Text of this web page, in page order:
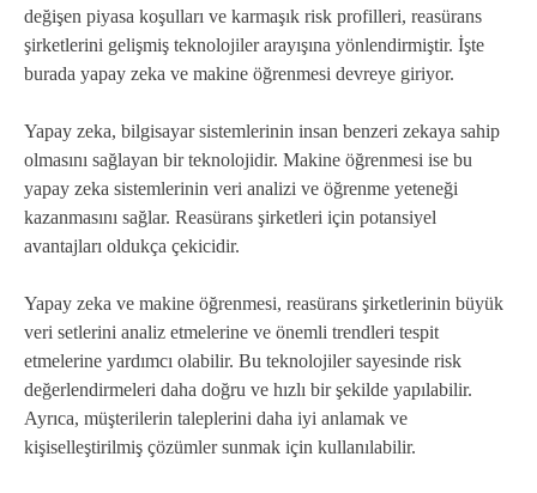
değişen piyasa koşulları ve karmaşık risk profilleri, reasürans
şirketlerini gelişmiş teknolojiler arayışına yönlendirmiştir. İşte
burada yapay zeka ve makine öğrenmesi devreye giriyor.
Yapay zeka, bilgisayar sistemlerinin insan benzeri zekaya sahip
olmasını sağlayan bir teknolojidir. Makine öğrenmesi ise bu
yapay zeka sistemlerinin veri analizi ve öğrenme yeteneği
kazanmasını sağlar. Reasürans şirketleri için potansiyel
avantajları oldukça çekicidir.
Yapay zeka ve makine öğrenmesi, reasürans şirketlerinin büyük
veri setlerini analiz etmelerine ve önemli trendleri tespit
etmelerine yardımcı olabilir. Bu teknolojiler sayesinde risk
değerlendirmeleri daha doğru ve hızlı bir şekilde yapılabilir.
Ayrıca, müşterilerin taleplerini daha iyi anlamak ve
kişiselleştirilmiş çözümler sunmak için kullanılabilir.